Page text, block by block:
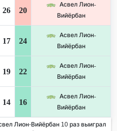
26 20
Асвел Лион-
Вийёрбан
17 24
Асвел Лион-
Вийёрбан
19 22
Асвел Лион-
Вийёрбан
14 16
Асвел Лион-
Вийёрбан
Лион-Вийёрбан 10 раз выиграл